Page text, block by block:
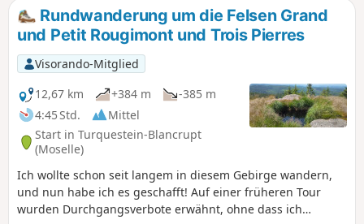
Rundwanderung um die Felsen Grand
und Petit Rougimont und Trois Pierres
Visorando-Mitglied
12,67 km
+384 m
-385 m
4:45 Std.
Mittel
Start in Turquestein-Blancrupt
(Moselle)
Ich wollte schon seit langem in diesem Gebirge wandern,
und nun habe ich es geschafft! Auf einer früheren Tour
wurden Durchgangsverbote erwähnt, ohne dass ich